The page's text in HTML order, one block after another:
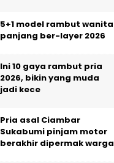
5+1 model rambut wanita
panjang ber-layer 2026
Ini 10 gaya rambut pria
2026, bikin yang muda
jadi kece
Pria asal Ciambar
Sukabumi pinjam motor
berakhir dipermak warga